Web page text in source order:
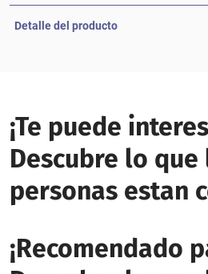
Detalle del producto
¡Te puede
Descubre lo que
personas estan
¡Recomendado